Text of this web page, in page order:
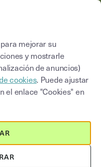
tecnológica y
Saisissez un terme
mejorar su
y mostrarle
de anuncios)
cookies. Puede ajustar
el enlace "Cookies" en